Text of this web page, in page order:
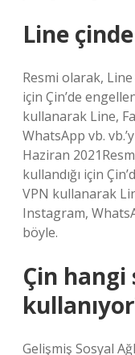
Line
Resmi olarak, Line
için Çin’de
kullanarak Line,
WhatsApp vb.
Haziran
kullandığı için
VPN kullanarak
Instagram,
böyle.
Çin hangi
Gelişmiş Sosyal